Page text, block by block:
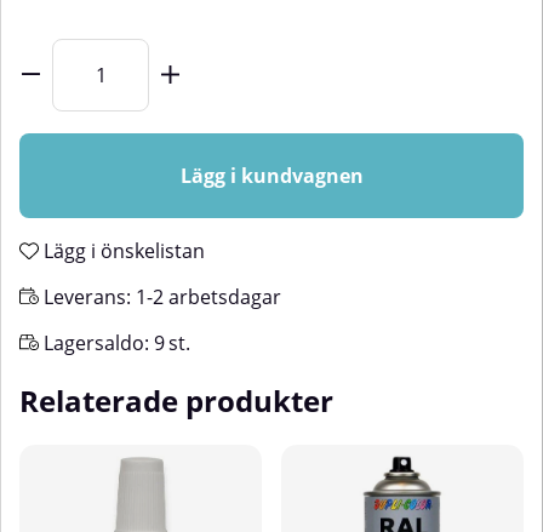
Lägg i kundvagnen
Lägg i önskelistan
Leverans: 1-2 arbetsdagar
Lagersaldo: 9st.
Relaterade produkter